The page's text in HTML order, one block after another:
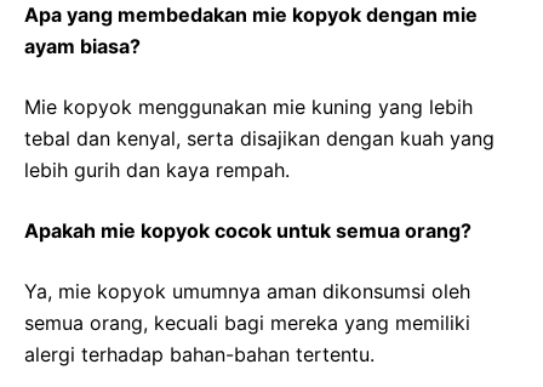
Apa yang membedakan mie kopyok dengan mie
ayam biasa?
Mie kopyok menggunakan mie kuning yang lebih
tebal dan kenyal, serta disajikan dengan kuah yang
lebih gurih dan kaya rempah.
Apakah mie kopyok cocok untuk semua orang?
Ya, mie kopyok umumnya aman dikonsumsi oleh
semua orang, kecuali bagi mereka yang memiliki
alergi terhadap bahan-bahan tertentu.